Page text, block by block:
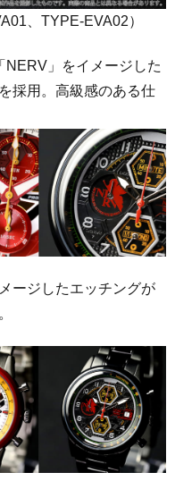
、TYPE-EVA02）
NERV」をイメージした
採用。高級感のある仕
ージしたエッチングが